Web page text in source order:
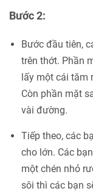
Bước 2:
Bước đầu tiên,
trên thớt. Phần
lấy một cái tăm
Còn phần mặt
vài đường.
Tiếp theo, các
cho lớn. Các
một chén nhỏ
sôi thì các bạn